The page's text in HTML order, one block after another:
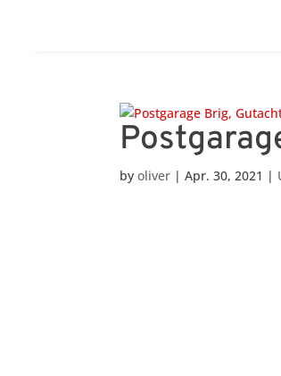
byoliver |Apr. 30, 2021 |